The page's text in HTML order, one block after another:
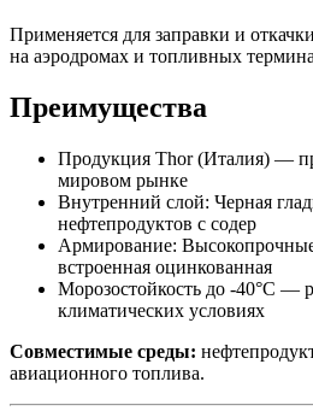
Применяется для заправки и
на аэродромах и топливных
Преимущества
Продукция Thor (Италия) —
мировом рынке
Внутренний слой: Черная
нефтепродуктов с содер
Армирование:
встроенная оцинкованная
Морозостойкость до -40°C —
климатических условиях
Совместимые среды:
авиационного топлива.